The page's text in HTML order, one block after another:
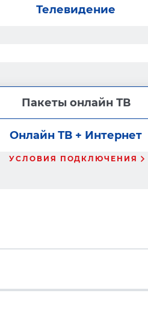
Телевидение
Пакеты онлайн ТВ
Онлайн ТВ + Интернет
УСЛОВИЯ ПОДКЛЮЧЕНИЯ